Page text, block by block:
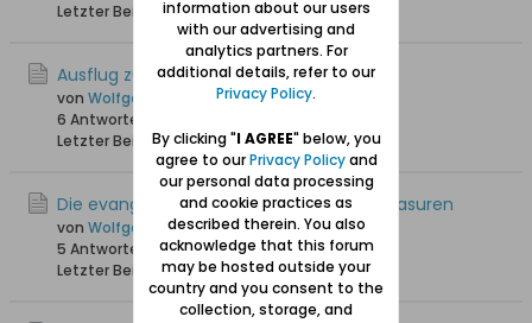
Letzter Beitrag29.08.2018, 21:28
Ausflug zum Gut Kronenhof
von Wolfgang
6 Antworten
Letzter Beitrag 08.11.2017, 19:19
Die evangelische Kirche in Sorquitten / Masuren
von Wolfgang
5 Antworten
23.087 Hits0 Likes
Letzter Beitrag22.09.2017, 12:11
information about our users
with our advertising and
analytics partners. For
additional details, refer to our
Privacy Policy.
By clicking "I AGREE" below, you
agree to ourPrivacy Policyand
our personal data processing
and cookie practices as
described therein. You also
acknowledge that this forum
may be hosted outside your
country and you consent to the
collection, storage, and